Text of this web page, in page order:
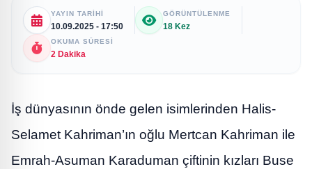
YAYIN TARIHI
10.09.2025 - 17:50
GÖRÜNTÜLENME
18 Kez
OKUMA SÜRESI
2 Dakika
İş dünyasının önde gelen isimlerinden Halis-
Selamet Kahriman’ın oğlu Mertcan Kahriman ile
Emrah-Asuman Karaduman çiftinin kızları Buse